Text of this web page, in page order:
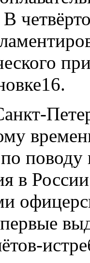
В
поводу
в